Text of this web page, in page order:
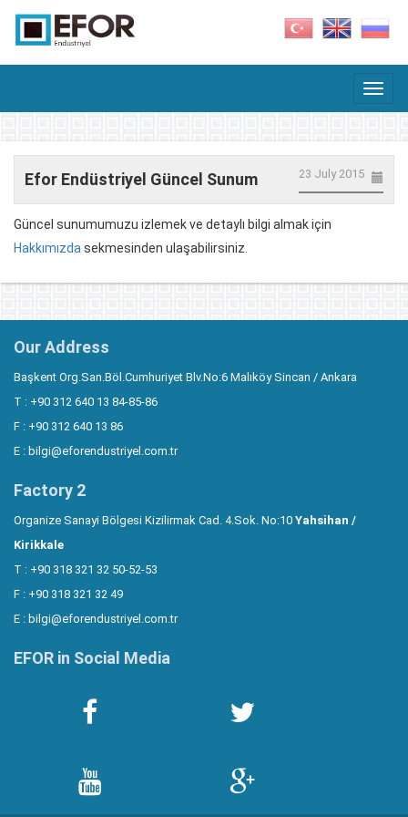
Efor Endüstriyel Güncel Sunum 23 July 2015
Güncel sunumumuzu izlemek ve detaylı bilgi almak için
Hakkımızda sekmesinden ulaşabilirsiniz.
Our Address
Başkent Org.San.Böl.Cumhuriyet Blv.No:6 Malıköy Sincan / Ankara
T : +90 312 640 13 84-85-86
F : +90 312 640 13 86
E : bilgi@eforendustriyel.com.tr
Factory 2
Organize Sanayi Bölgesi Kizilirmak Cad. 4.Sok. No:10 Yahsihan /
Kirikkale
T : +90 318 321 32 50-52-53
F : +90 318 321 32 49
E : bilgi@eforendustriyel.com.tr
EFOR in Social Media